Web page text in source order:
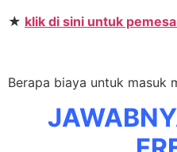
★ klik di sini untuk
Berapa biaya untuk masuk